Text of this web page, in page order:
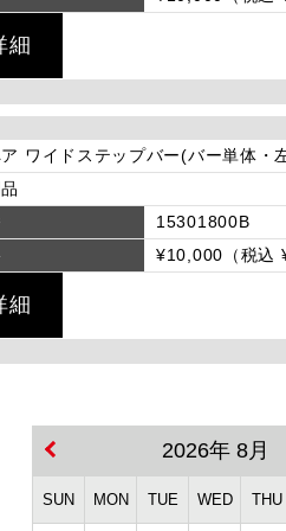
細
ア ワイドステップバー(バー単体・
15301800B
¥10,000（税込
細
2026年 8月
SUN MON TUE WED THU